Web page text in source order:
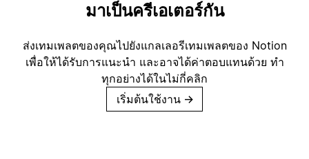
มาเป็นครีเอเตอร์กัน
ส่งเทมเพลตของคุณไปยังแกลเลอรีเทมเพลตของ Notion
เพื่อให้ได้รับการแนะนำ และอาจได้ค่าตอบแทนด้วย ทำ
ทุกอย่างได้ในไม่กี่คลิก
เริ่มต้นใช้งาน →